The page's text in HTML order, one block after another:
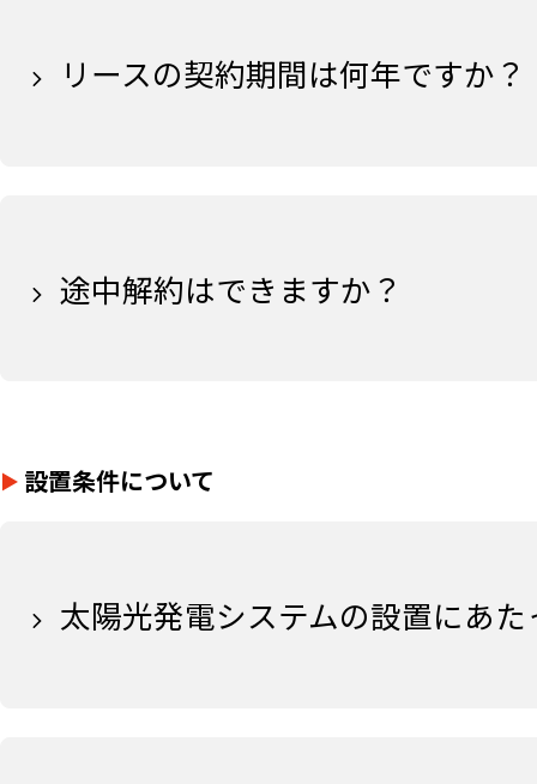
リースの契約期間は何年ですか？
途中解約はできますか？
設置条件について
太陽光発電システムの設置にあ